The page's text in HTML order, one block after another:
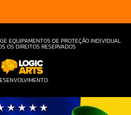
EQUIPAMENTOS DE PROTEÇÃO INDIVIDUAL
OS DIREITOS RESERVADOS